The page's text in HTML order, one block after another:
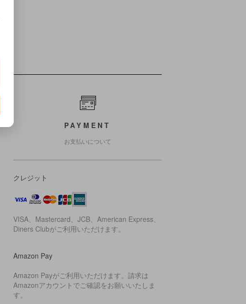
PAYMENT
お支払いについて
クレジット
VISA、Mastercard、JCB、American Express、
Diners Clubがご利用いただけます。
Amazon Pay
Amazon Payがご利用いただけます。請求は
Amazonアカウントでご確認をお願いいたしま
す。